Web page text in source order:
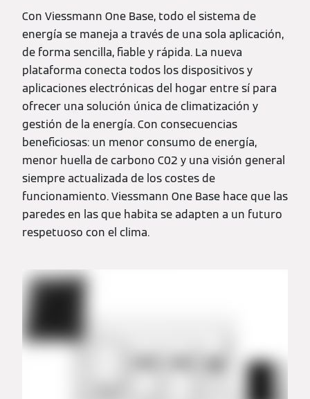
Con Viessmann One Base, todo el sistema de
energía se maneja a través de una sola aplicación,
de forma sencilla, fiable y rápida. La nueva
plataforma conecta todos los dispositivos y
aplicaciones electrónicas del hogar entre sí para
ofrecer una solución única de climatización y
gestión de la energía. Con consecuencias
beneficiosas: un menor consumo de energía,
menor huella de carbono C02 y una visión general
siempre actualizada de los costes de
funcionamiento. Viessmann One Base hace que las
paredes en las que habita se adapten a un futuro
respetuoso con el clima.